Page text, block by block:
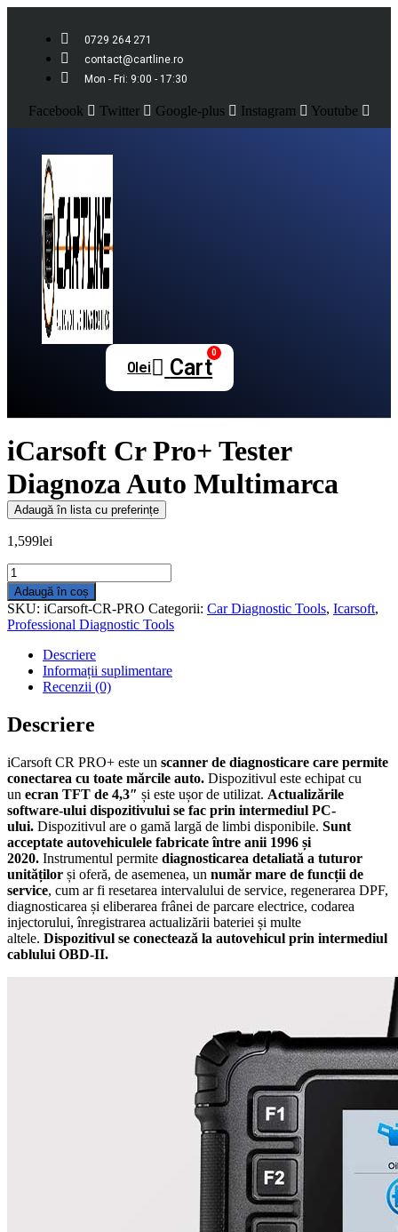
0729 264 271
contact@cartline.ro
Mon - Fri: 9:00 - 17:30
Facebook Twitter Google-plus Instagram Youtube
0lei
0
Cart
iCarsoft Cr Pro+ Tester
Diagnoza Auto Multimarca
Adaugă în lista cu preferințe
1,599lei
Cantitate
iCarsoft
Cr
Pro+
Tester
Diagnoza
Auto
Multimarca
Adaugă în coș
SKU: iCarsoft-CR-PRO Categorii: Car Diagnostic Tools, Icarsoft,
Professional Diagnostic Tools
Descriere
Informații suplimentare
Recenzii (0)
Descriere
iCarsoft CR PRO+ este un scanner de diagnosticare care permite
conectarea cu toate mărcile auto. Dispozitivul este echipat cu
un ecran TFT de 4,3″ și este ușor de utilizat. Actualizările
software-ului dispozitivului se fac prin intermediul PC-
ului. Dispozitivul are o gamă largă de limbi disponibile. Sunt
acceptate autovehiculele fabricate între anii 1996 și
2020. Instrumentul permite diagnosticarea detaliată a tuturor
unităților și oferă, de asemenea, un număr mare de funcții de
service, cum ar fi resetarea intervalului de service, regenerarea DPF,
diagnosticarea și eliberarea frânei de parcare electrice, codarea
injectorului, înregistrarea actualizării bateriei și multe
altele. Dispozitivul se conectează la autovehicul prin intermediul
cablului OBD-II.